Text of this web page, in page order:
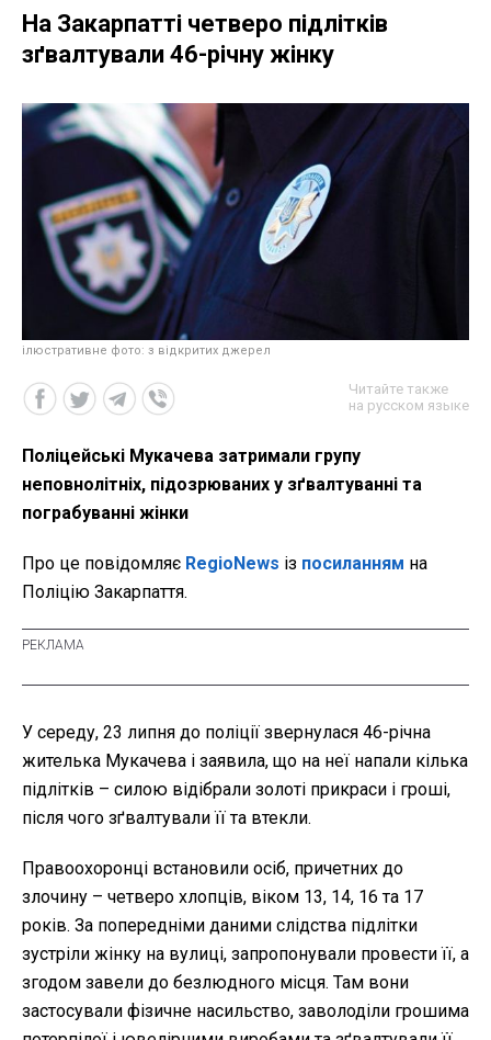
На Закарпатті четверо підлітків
зґвалтували 46-річну жінку
ілюстративне фото: з відкритих джерел
Читайте также
на русском языке
Поліцейські Мукачева затримали групу
неповнолітніх, підозрюваних у зґвалтуванні та
пограбуванні жінки
Про це повідомляє RegioNews із посиланням на
Поліцію Закарпаття.
У середу, 23 липня до поліції звернулася 46-річна
жителька Мукачева і заявила, що на неї напали кілька
підлітків – силою відібрали золоті прикраси і гроші,
після чого зґвалтували її та втекли.
Правоохоронці встановили осіб, причетних до
злочину – четверо хлопців, віком 13, 14, 16 та 17
років. За попередніми даними слідства підлітки
зустріли жінку на вулиці, запропонували провести її, а
згодом завели до безлюдного місця. Там вони
застосували фізичне насильство, заволоділи грошима